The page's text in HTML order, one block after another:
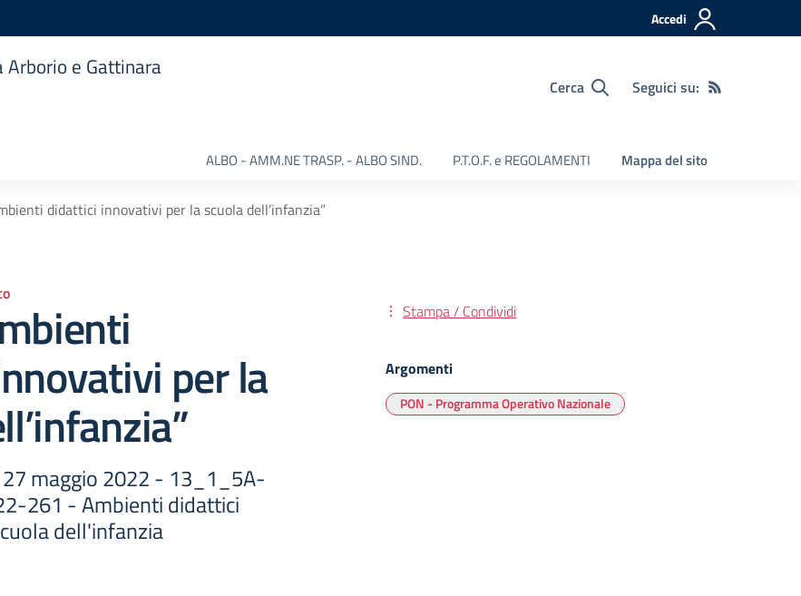
Accedi
e Gattinara
Cerca Seguici su:
ALBO - AMM.NE TRASP. - ALBO SIND. P.T.O.F. e REGOLAMENTI Mappa del sito
didattici innovativi per la scuola dell’infanzia”
per la
maggio 2022 - 13_1_5A-
261 - Ambienti didattici
dell'infanzia
Stampa / Condividi
Argomenti
PON - Programma Operativo Nazionale